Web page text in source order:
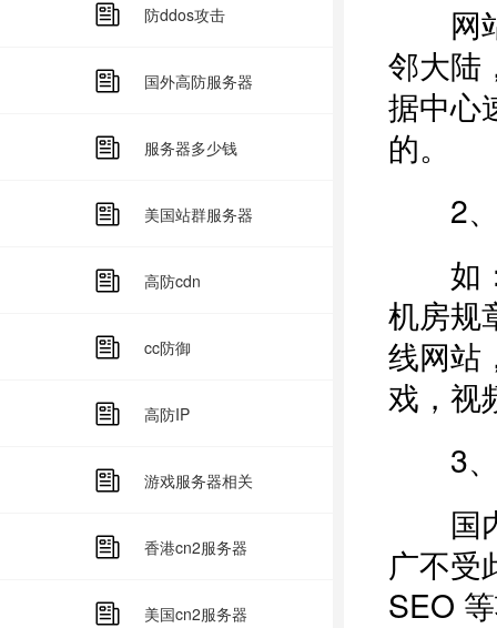
防ddos攻击
国外高防服务器
服务器多少钱
美国站群服务器
高防cdn
cc防御
高防IP
游戏服务器相关
香港cn2服务器
美国cn2服务器
网站
邻大陆
据中心
的。
2、
如：
机房规
线网站
戏，视
3、
国内
广不受
SEO